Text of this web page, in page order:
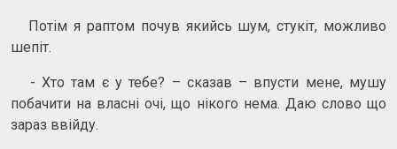
Потім я раптом почув якийсь шум, стукіт, можливо
шепіт.
- Хто там є у тебе? – сказав – впусти мене, мушу
побачити на власні очі, що нікого нема. Даю слово що
зараз ввійду.